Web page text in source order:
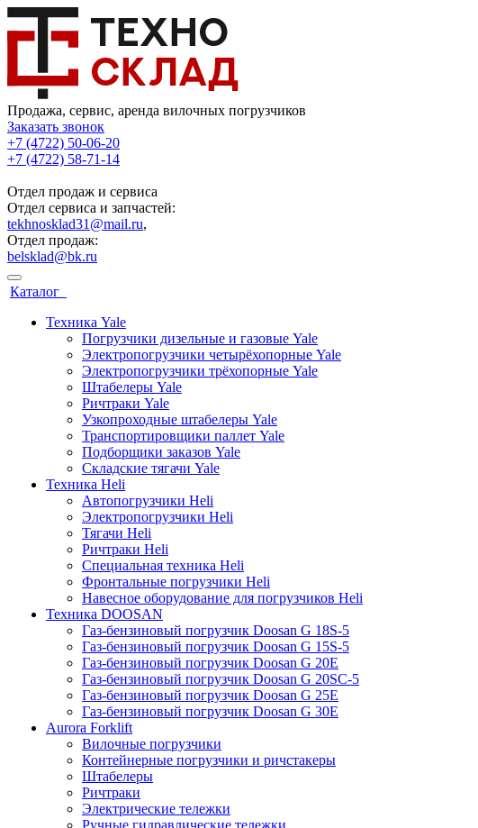
Продажа, сервис, аренда вилочных погрузчиков
Заказать звонок
+7 (4722) 50-06-20
+7 (4722) 58-71-14
Отдел продаж и сервиса
Отдел сервиса и запчастей:
tekhnosklad31@mail.ru,
Отдел продаж:
belsklad@bk.ru
Каталог
Техника Yale
Погрузчики дизельные и газовые Yale
Электропогрузчики четырёхопорные Yale
Электропогрузчики трёхопорные Yale
Штабелеры Yale
Ричтраки Yale
Узкопроходные штабелеры Yale
Транспортировщики паллет Yale
Подборщики заказов Yale
Складские тягачи Yale
Техника Heli
Автопогрузчики Heli
Электропогрузчики Heli
Тягачи Heli
Ричтраки Heli
Специальная техника Heli
Фронтальные погрузчики Heli
Навесное оборудование для погрузчиков Heli
Техника DOOSAN
Газ-бензиновый погрузчик Doosan G 18S-5
Газ-бензиновый погрузчик Doosan G 15S-5
Газ-бензиновый погрузчик Doosan G 20E
Газ-бензиновый погрузчик Doosan G 20SC-5
Газ-бензиновый погрузчик Doosan G 25E
Газ-бензиновый погрузчик Doosan G 30E
Aurora Forklift
Вилочные погрузчики
Контейнерные погрузчики и ричстакеры
Штабелеры
Ричтраки
Электрические тележки
Ручные гидравлические тележки